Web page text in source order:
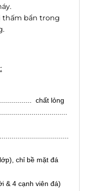
thấm bẩn trong
chất lỏng
chỉ bề mặt đá
& 4 cạnh viên đá)